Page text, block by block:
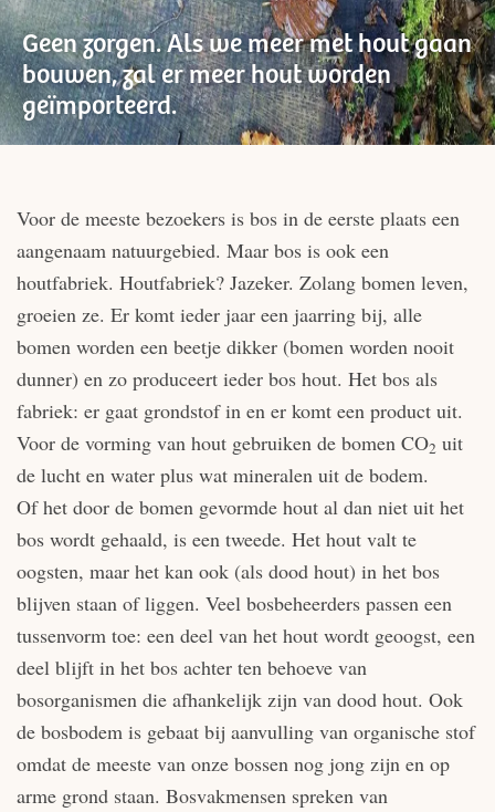
Geen zorgen.Als we meer met hout gaan
bouwen, zal er meer hout worden
geïmporteerd.
Voor de meeste bezoekers is bos in de eerste plaats een
aangenaam natuurgebied. Maar bos is ook een
houtfabriek. Houtfabriek? Jazeker. Zolang bomen leven,
groeien ze. Er komt ieder jaar een jaarring bij, alle
bomen worden een beetje dikker (bomen worden nooit
dunner) en zo produceert ieder bos hout. Het bos als
fabriek: er gaat grondstof in en er komt een product uit.
Voor de vorming van hout gebruiken de bomen CO2 uit
de lucht en water plus wat mineralen uit de bodem.
Of het door de bomen gevormde hout al dan niet uit het
bos wordt gehaald, is een tweede. Het hout valt te
oogsten, maar het kan ook (als dood hout) in het bos
blijven staan of liggen. Veel bosbeheerders passen een
tussenvorm toe: een deel van het hout wordt geoogst, een
deel blijft in het bos achter ten behoeve van
bosorganismen die afhankelijk zijn van dood hout. Ook
de bosbodem is gebaat bij aanvulling van organische stof
omdat de meeste van onze bossen nog jong zijn en op
arme grond staan. Bosvakmensen spreken van